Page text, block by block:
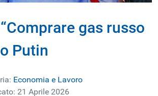
gas russo
Putin
Economia e Lavoro
21 Aprile 2026